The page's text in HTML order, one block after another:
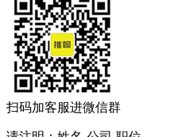
扫码加客服进微信群